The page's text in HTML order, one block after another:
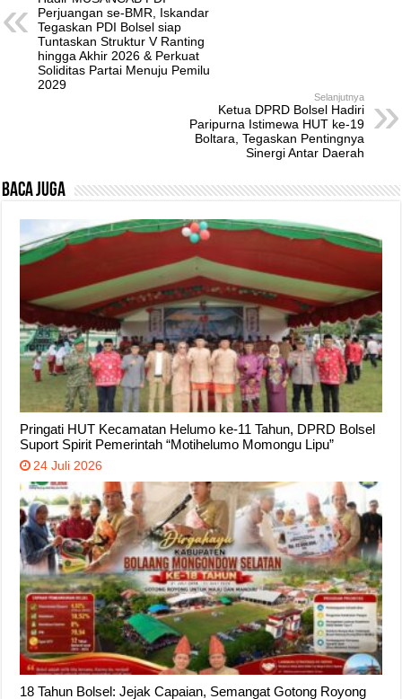
Perjuangan se-BMR, Iskandar
Tegaskan PDI Bolsel siap
Tuntaskan Struktur V Ranting
hingga Akhir 2026 & Perkuat
Soliditas Partai Menuju Pemilu
2029
Selanjutnya
Ketua DPRD Bolsel Hadiri
Paripurna Istimewa HUT ke-19
Boltara, Tegaskan Pentingnya
Sinergi Antar Daerah
Baca Juga
Pringati HUT Kecamatan Helumo ke-11 Tahun, DPRD Bolsel
Suport Spirit Pemerintah “Motihelumo Momongu Lipu”
24 Juli 2026
18 Tahun Bolsel: Jejak Capaian, Semangat Gotong Royong